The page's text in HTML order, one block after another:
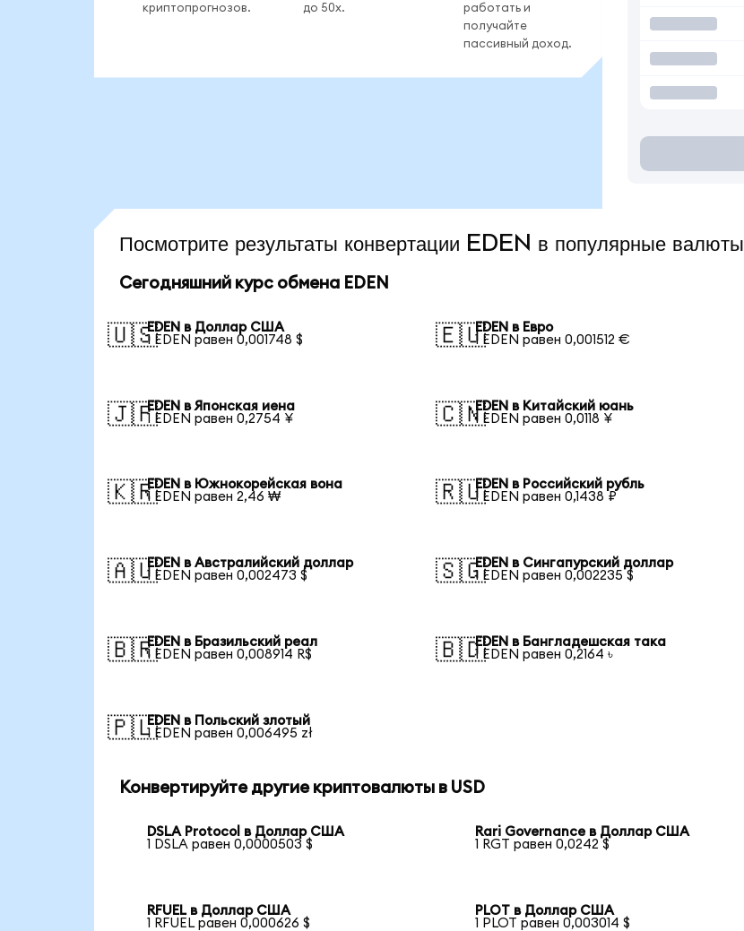
криптопрогнозов.
до 50x.
работать и
получайте
пассивный доход.
Посмотрите результаты конвертации EDEN в популярные валюты
Сегодняшний курс обмена EDEN
🇺🇸EDEN в Доллар США
1 EDEN равен 0,001748 $
🇪🇺EDEN в Евро
1 EDEN равен 0,001512 €
🇯🇵EDEN в Японская иена
1 EDEN равен 0,2754 ¥
🇨🇳EDEN в Китайский юань
1 EDEN равен 0,0118 ¥
🇰🇷EDEN в Южнокорейская вона
1 EDEN равен 2,46 ₩
🇷🇺EDEN в Российский рубль
1 EDEN равен 0,1438 ₽
🇦🇺EDEN в Австралийский доллар
1 EDEN равен 0,002473 $
🇸🇬EDEN в Сингапурский доллар
1 EDEN равен 0,002235 $
🇧🇷EDEN в Бразильский реал
1 EDEN равен 0,008914 R$
🇧🇩EDEN в Бангладешская така
1 EDEN равен 0,2164 ৳
🇵🇱EDEN в Польский злотый
1 EDEN равен 0,006495 zł
Конвертируйте другие криптовалюты в USD
DSLA Protocol в Доллар США
1 DSLA равен 0,0000503 $
Rari Governance в Доллар США
1 RGT равен 0,0242 $
RFUEL в Доллар США
1 RFUEL равен 0,000626 $
PLOT в Доллар США
1 PLOT равен 0,003014 $